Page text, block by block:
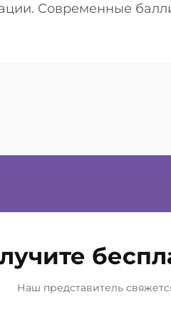
Современные
Наш представитель